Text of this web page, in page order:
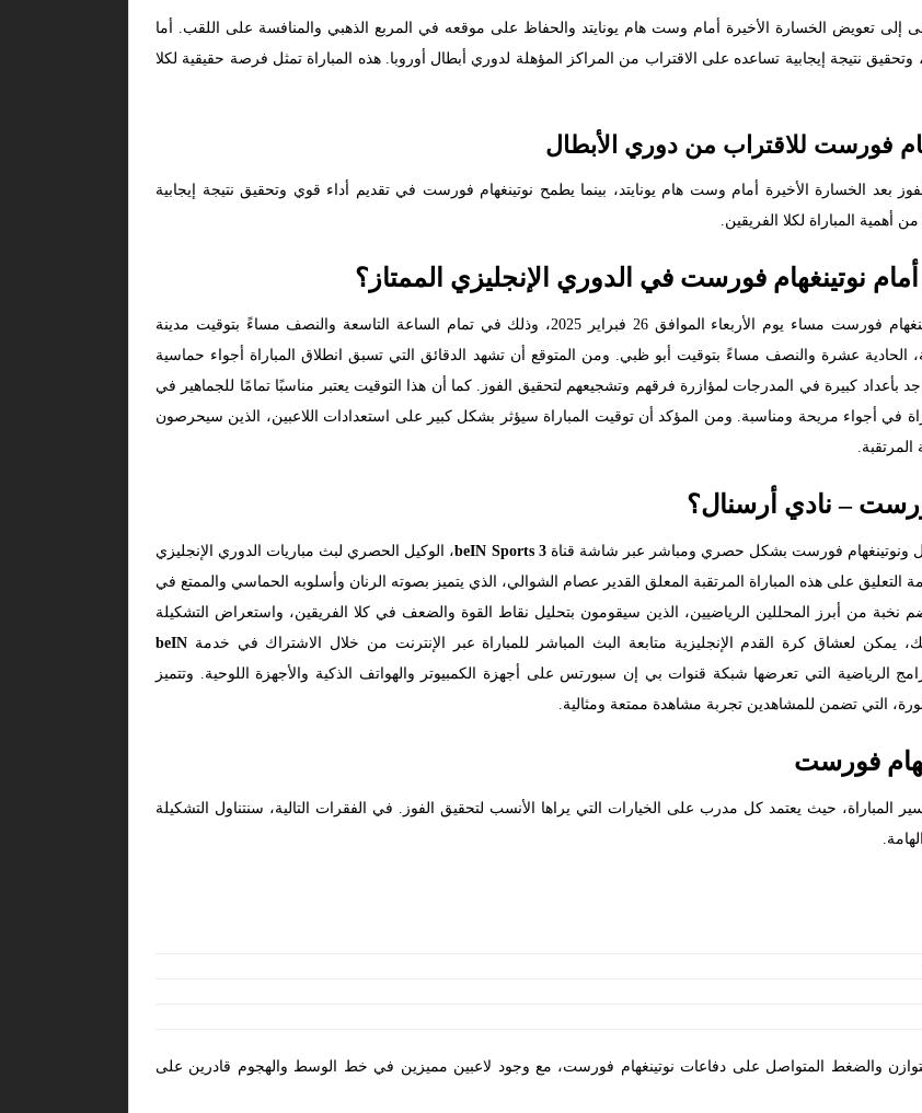
تعويض الخسارة الأخيرة أمام وست هام يونايتد والحفاظ على موقعه في المربع الذهبي والمنافسة على اللقب. أما
نتيجة إيجابية تساعده على الاقتراب من المراكز المؤهلة لدوري أبطال أوروبا. هذه المباراة تمثل فرصة حقيقية لكلا
فورست للاقتراب من دوري الأبطال
بعد الخسارة الأخيرة أمام وست هام يونايتد، بينما يطمح نوتينغهام فورست في تقديم أداء قوي وتحقيق نتيجة إيجابية
المباراة لكلا الفريقين.
نوتينغهام فورست في الدوري الإنجليزي الممتاز؟
تنطلق صافرة بداية المباراة المرتقبة بين فريقي أرسنال ونوتينغهام فورست مساء يوم الأربعاء الموافق 26 فبراير 2025، وذلك في تمام الساعة التاسعة والنصف مساءً بتوقيت مدينة
الحادية عشرة والنصف مساءً بتوقيت أبو ظبي. ومن المتوقع أن تشهد الدقائق التي تسبق انطلاق المباراة أجواء حماسية
بأعداد كبيرة في المدرجات لمؤازرة فرقهم وتشجيعهم لتحقيق الفوز. كما أن هذا التوقيت يعتبر مناسبًا تمامًا للجماهير في
في أجواء مريحة ومناسبة. ومن المؤكد أن توقيت المباراة سيؤثر بشكل كبير على استعدادات اللاعبين، الذين سيحرصون
– نادي أرسنال؟
ونوتينغهام فورست بشكل حصري ومباشر عبر شاشة قناةbeIN Sports 3، الوكيل الحصري لبث مباريات الدوري الإنجليزي
على هذه المباراة المرتقبة المعلق القدير عصام الشوالي، الذي يتميز بصوته الرنان وأسلوبه الحماسي والممتع في
نخبة من أبرز المحللين الرياضيين، الذين سيقومون بتحليل نقاط القوة والضعف في كلا الفريقين، واستعراض التشكيلة
يمكن لعشاق كرة القدم الإنجليزية متابعة البث المباشر للمباراة عبر الإنترنت من خلال الاشتراك في خدمة beIN
الرياضية التي تعرضها شبكة قنوات بي إن سبورتس على أجهزة الكمبيوتر والهواتف الذكية والأجهزة اللوحية. وتتميز
التي تضمن للمشاهدين تجربة مشاهدة ممتعة ومثالية.
فورست
المباراة، حيث يعتمد كل مدرب على الخيارات التي يراها الأنسب لتحقيق الفوز. في الفقرات التالية، سنتناول التشكيلة
والضغط المتواصل على دفاعات نوتينغهام فورست، مع وجود لاعبين مميزين في خط الوسط والهجوم قادرين على